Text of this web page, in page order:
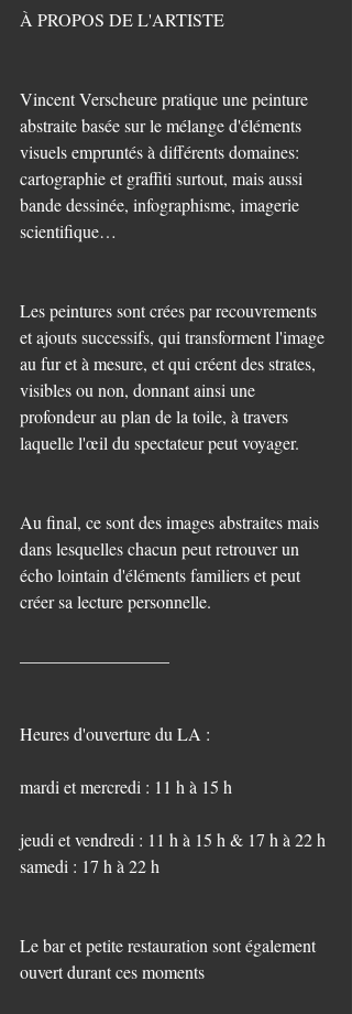
À PROPOS DE L'ARTISTE
Vincent Verscheure pratique une peinture
abstraite basée sur le mélange d'éléments
visuels empruntés à différents domaines:
cartographie et graffiti surtout, mais aussi
bande dessinée, infographisme, imagerie
scientifique…
Les peintures sont crées par recouvrements
et ajouts successifs, qui transforment l'image
au fur et à mesure, et qui créent des strates,
visibles ou non, donnant ainsi une
profondeur au plan de la toile, à travers
laquelle l'œil du spectateur peut voyager.
Au final, ce sont des images abstraites mais
dans lesquelles chacun peut retrouver un
écho lointain d'éléments familiers et peut
créer sa lecture personnelle.
Heures d'ouverture du LA :
mardi et mercredi : 11 h à 15 h
jeudi et vendredi : 11 h à 15 h & 17 h à 22 h
samedi : 17 h à 22 h
Le bar et petite restauration sont également
ouvert durant ces moments